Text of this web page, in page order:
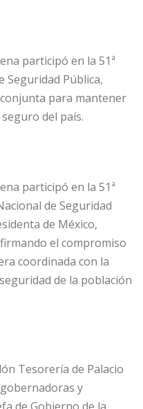
participó en la 51ª
Seguridad Pública,
para mantener
del país.
participó en la 51ª
de Seguridad
de México,
el compromiso
coordinada con la
de la población
Tesorería de Palacio
y